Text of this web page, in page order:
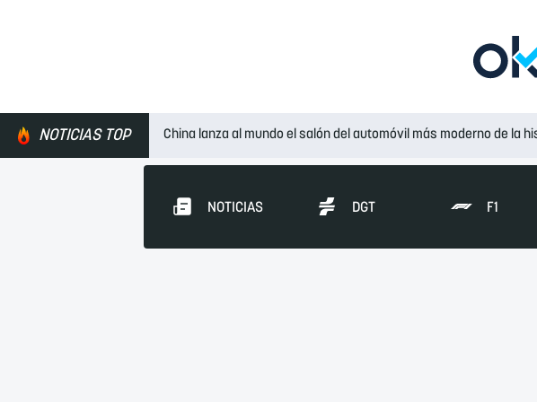
NOTICIAS TOP China lanza al mundo el salón del automóvil más moderno de la
NOTICIAS DGT F1